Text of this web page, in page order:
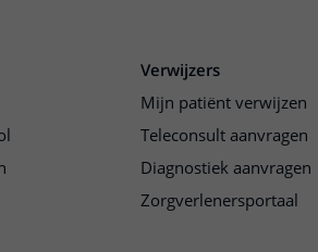
Verwijzers
Mijn patiënt verwijzen
Teleconsult aanvragen
Diagnostiek aanvragen
Zorgverlenersportaal